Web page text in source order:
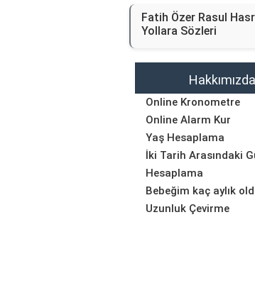
Fatih Özer Rasul
Yollara Sözleri
Hakkımızda
Online Kronometre
Online Alarm Kur
Yaş Hesaplama
İki Tarih Arasındaki
Hesaplama
Bebeğim kaç aylık
Uzunluk Çevirme